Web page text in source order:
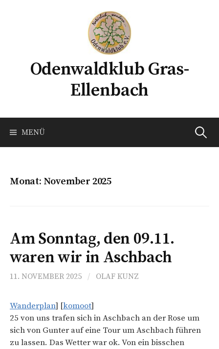
Odenwaldklub Gras-
Ellenbach
MENÜ Suchen
Monat: November 2025
Am Sonntag, den 09.11.
waren wir in Aschbach
11. NOVEMBER 2025 / OLAF KUNZ
Wanderplan] [komoot]
25 von uns trafen sich in Aschbach an der Rose um
sich von Gunter auf eine Tour um Aschbach führen
zu lassen. Das Wetter war ok. Von ein bisschen